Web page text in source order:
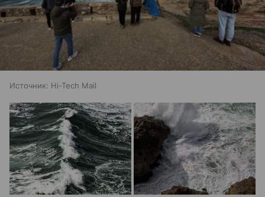
Источник: Hi-Tech Mail